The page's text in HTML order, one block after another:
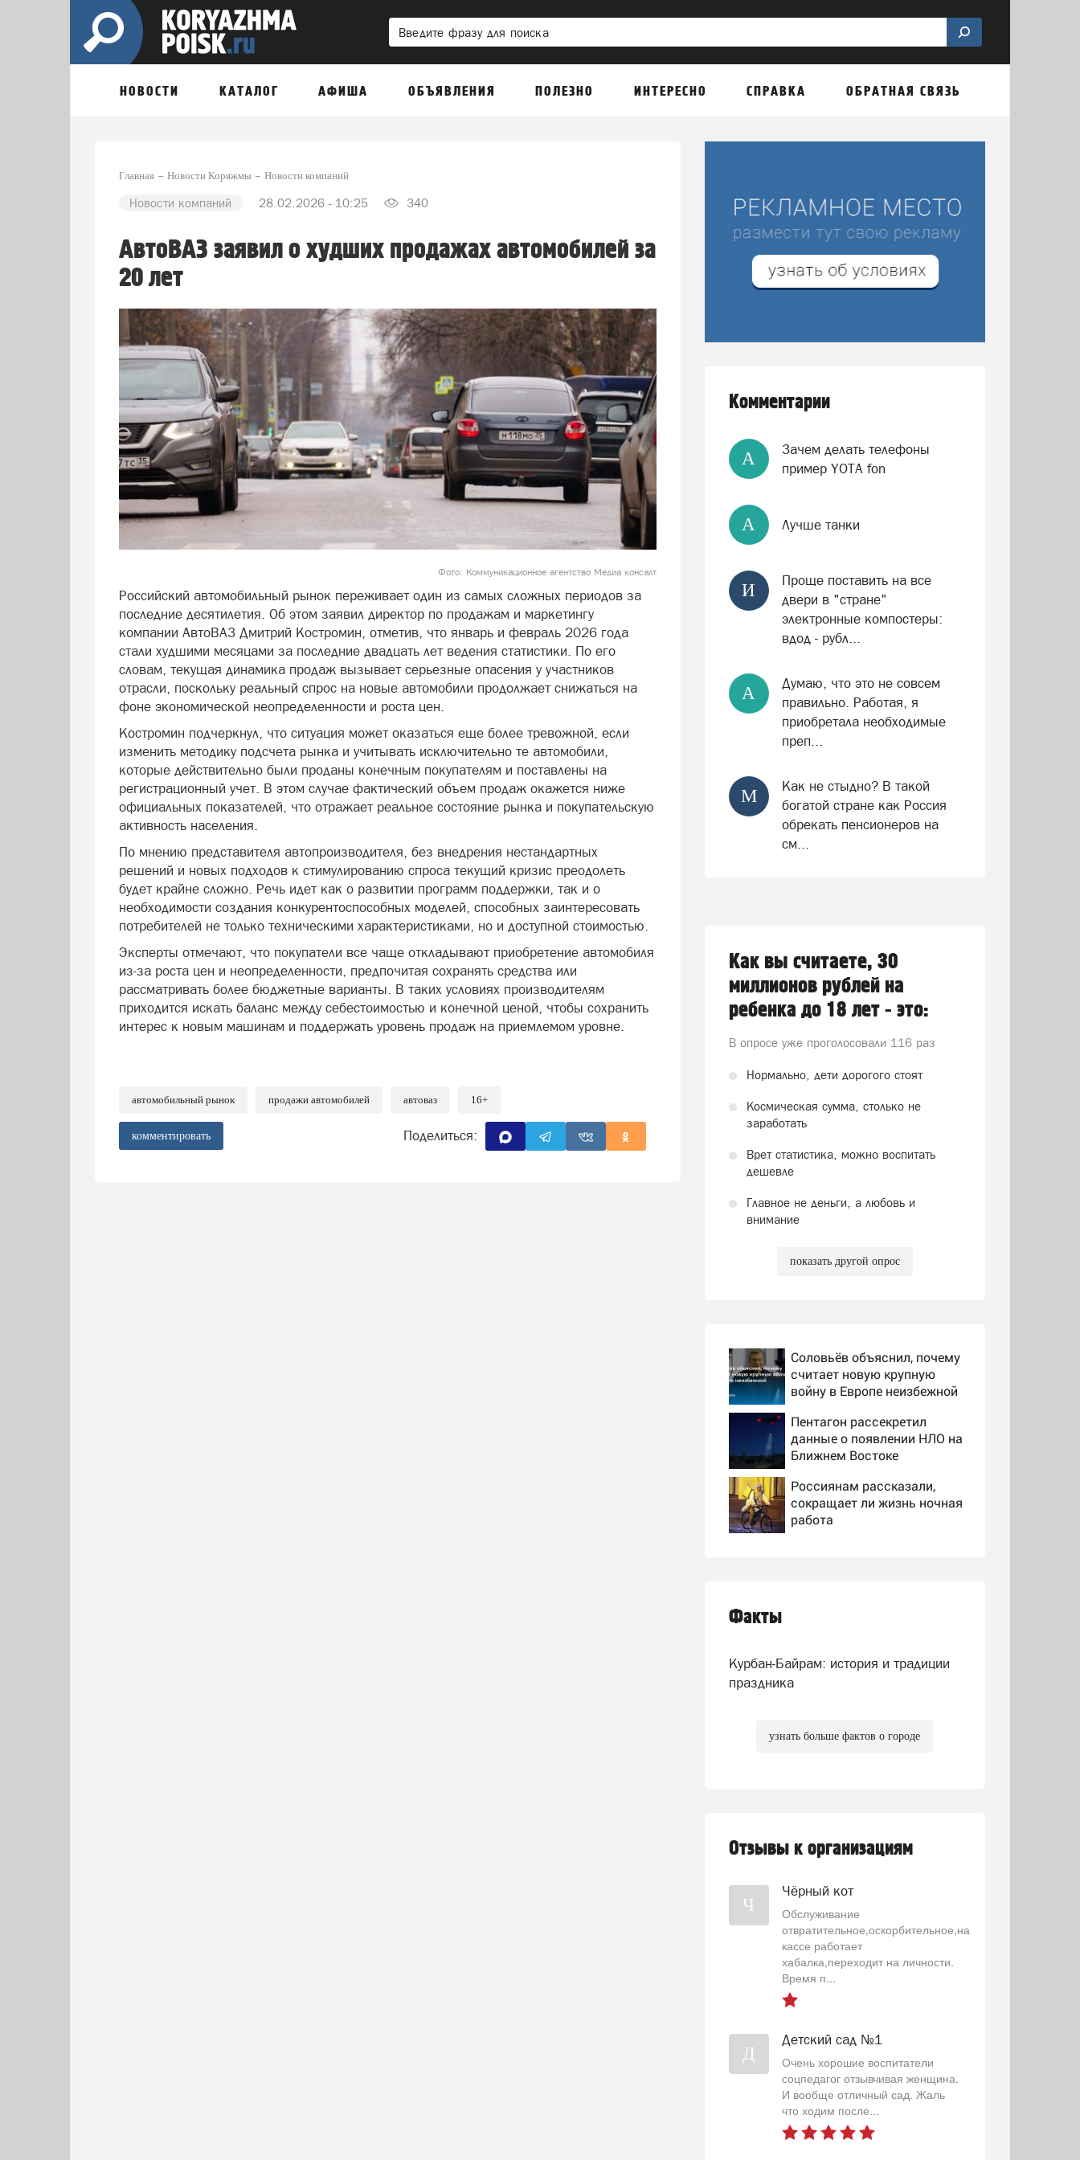
НОВОСТИ КАТАЛОГ АФИША ОБЪЯВЛЕНИЯ ПОЛЕЗНО ИНТЕРЕСНО СПРАВКА ОБРАТНАЯ СВЯЗЬ
Главная Новости Коряжмы Новости компаний
Новости компаний 28.02.2026 - 10:25 340
АвтоВАЗ заявил о худших продажах автомобилей за
20 лет
Фото: Коммуникационное агентство Медиа консалт
Российский автомобильный рынок переживает один из самых сложных периодов за
последние десятилетия. Об этом заявил директор по продажам и маркетингу
компании АвтоВАЗ Дмитрий Костромин, отметив, что январь и февраль 2026 года
стали худшими месяцами за последние двадцать лет ведения статистики. По его
словам, текущая динамика продаж вызывает серьезные опасения у участников
отрасли, поскольку реальный спрос на новые автомобили продолжает снижаться на
фоне экономической неопределенности и роста цен.
Костромин подчеркнул, что ситуация может оказаться еще более тревожной, если
изменить методику подсчета рынка и учитывать исключительно те автомобили,
которые действительно были проданы конечным покупателям и поставлены на
регистрационный учет. В этом случае фактический объем продаж окажется ниже
официальных показателей, что отражает реальное состояние рынка и покупательскую
активность населения.
По мнению представителя автопроизводителя, без внедрения нестандартных
решений и новых подходов к стимулированию спроса текущий кризис преодолеть
будет крайне сложно. Речь идет как о развитии программ поддержки, так и о
необходимости создания конкурентоспособных моделей, способных заинтересовать
потребителей не только техническими характеристиками, но и доступной стоимостью.
Эксперты отмечают, что покупатели все чаще откладывают приобретение автомобиля
из-за роста цен и неопределенности, предпочитая сохранять средства или
рассматривать более бюджетные варианты. В таких условиях производителям
приходится искать баланс между себестоимостью и конечной ценой, чтобы сохранить
интерес к новым машинам и поддержать уровень продаж на приемлемом уровне.
автомобильный рынок продажи автомобилей автоваз 16+
комментировать Поделиться:
Комментарии
А
Зачем делать телефоны
пример YOTA fon
А Лучше танки
И
Проще поставить на все
двери в "стране"
электронные компостеры:
вдод - рубл...
А
Думаю, что это не совсем
правильно. Работая, я
приобретала необходимые
преп...
М
Как не стыдно? В такой
богатой стране как Россия
обрекать пенсионеров на
см...
Как вы считаете, 30
миллионов рублей на
ребенка до 18 лет - это:
В опросе уже проголосовали 116 раз
Нормально, дети дорогого стоят
Космическая сумма, столько не
заработать
Врет статистика, можно воспитать
дешевле
Главное не деньги, а любовь и
внимание
показать другой опрос
Соловьёв объяснил, почему
считает новую крупную
войну в Европе неизбежной
Пентагон рассекретил
данные о появлении НЛО на
Ближнем Востоке
Россиянам рассказали,
сокращает ли жизнь ночная
работа
Факты
Курбан-Байрам: история и традиции
праздника
узнать больше фактов о городе
Отзывы к организациям
Ч
Чёрный кот
Обслуживание
отвратительное,оскорбительное,на
кассе работает
хабалка,переходит на личности.
Время п...
Д
Детский сад №1
Очень хорошие воспитатели
соцпедагог отзывчивая женщина.
И вообще отличный сад. Жаль
что ходим после...